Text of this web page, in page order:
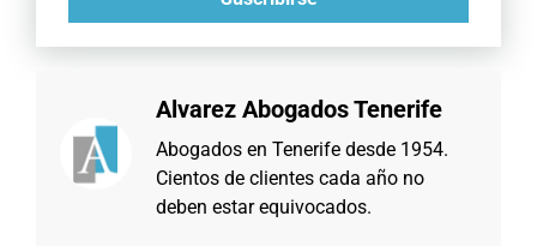
Alvarez Abogados Tenerife
Abogados en Tenerife desde 1954.
Cientos de clientes cada año no
deben estar equivocados.